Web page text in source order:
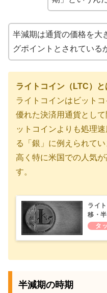
半減期は通貨の価格を大
グポイントとされている
ライトコイン（LTC）と
ライトコインはビット
優れた決済用通貨とし
ットコインよりも処理
る「銀」に例えられて
高く特に米国での人気
す。
ライ
移・
半減期の時期